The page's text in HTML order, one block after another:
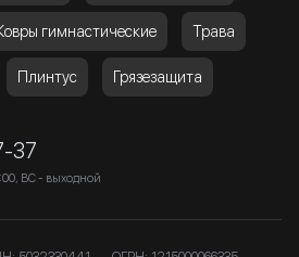
гимнастические Трава
Плинтус Грязезащита
37
ВС - выходной